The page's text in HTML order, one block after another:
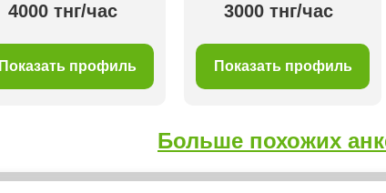
4000 тнг/час
Показать профиль
3000 тнг/час
Показать профиль
Больше похожих